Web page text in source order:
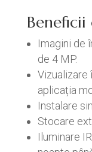
Beneficii
Imagini de
de 4 MP.
Vizualizare
aplicația
Instalare
Stocare
Iluminare